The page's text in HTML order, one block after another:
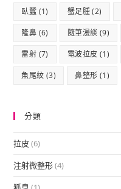
臥蠶 (1) 蟹足腫(2)
隆鼻 (6) 隨筆漫談 (9)
雷射 (7) 電波拉皮 (1)
魚尾紋 (3) 鼻整形 (1)
分類
拉皮 (6)
注射微整形(4)